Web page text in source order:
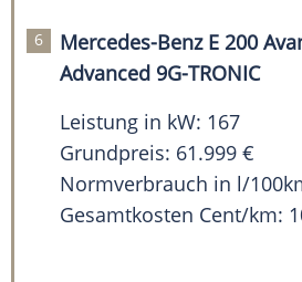
Mercedes-Benz E 200
Advanced 9G-TRONIC
Leistung in kW: 167
Grundpreis: 61.999 €
Normverbrauch in l/
Gesamtkosten Cent/km: